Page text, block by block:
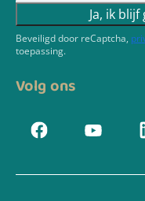
Ja, ik
Beveiligd door reCaptcha,
toepassing.
Volg ons